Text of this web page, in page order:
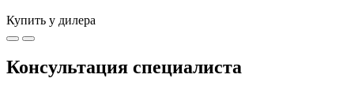
Купить у дилера
Консультация специалиста